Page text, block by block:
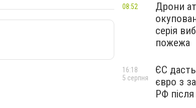
Дрони
серія
пожежа
08:52
ЄС
євро з
РФ після
16:18
5 серпня